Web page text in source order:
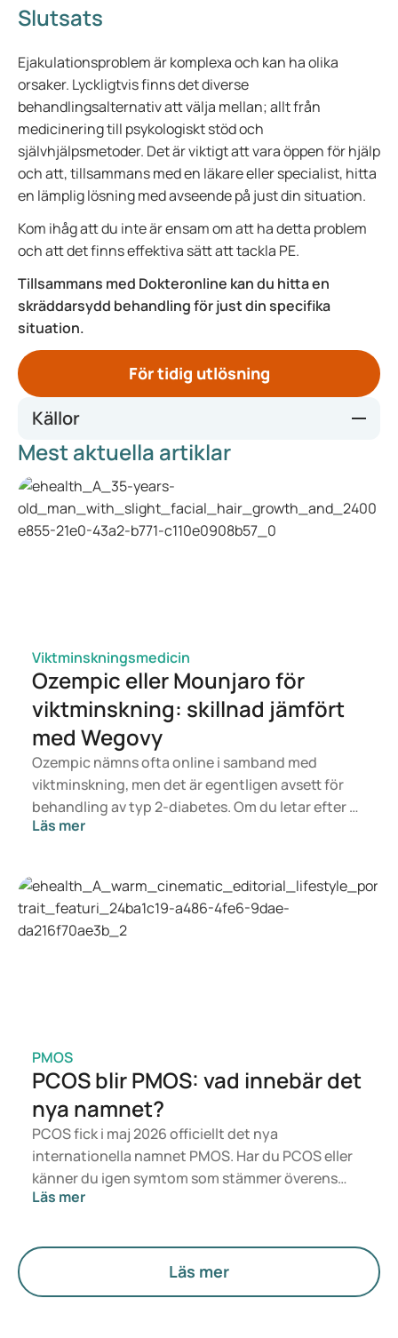
Slutsats
Ejakulationsproblem är komplexa och kan ha olika
orsaker. Lyckligtvis finns det diverse
behandlingsalternativ att välja mellan; allt från
medicinering till psykologiskt stöd och
självhjälpsmetoder. Det är viktigt att vara öppen för hjälp
och att, tillsammans med en läkare eller specialist, hitta
en lämplig lösning med avseende på just din situation.
Kom ihåg att du inte är ensam om att ha detta problem
och att det finns effektiva sätt att tackla PE.
Tillsammans med Dokteronline kan du hitta en
skräddarsydd behandling för just din specifika
situation.
För tidig utlösning
Källor
Premature Ejaculation: Aetiology and Treatment
Strategies - PMC
Premature ejaculation: an update on definition and
pathophysiology - PMC
Premature ejaculation - current concepts in the
Mest aktuella artiklar
Viktminskningsmedicin
Ozempic eller Mounjaro för
viktminskning: skillnad jämfört
med Wegovy
Ozempic nämns ofta online i samband med
viktminskning, men det är egentligen avsett för
behandling av typ 2-diabetes. Om du letar efter en
behandling för viktkontroll är det snarare
avgörs av en läkare utifrån din hälsa, ditt BMI och
din medicinanvändning.
Läs mer
PMOS
PCOS blir PMOS: vad innebär det
nya namnet?
PCOS fick i maj 2026 officiellt det nya
internationella namnet PMOS. Har du PCOS eller
känner du igen symtom som stämmer överens
med det? Medicinskt sett förändras inget direkt.
hormoner, ämnesomsättning och äggstockarnas
Läs mer
Läs mer